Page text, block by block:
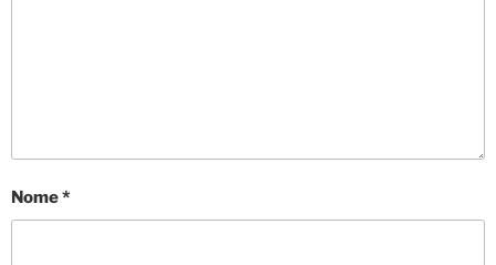
Nome*